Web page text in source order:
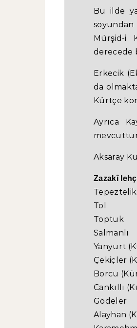
Bu ilde
Mürşid-i
derecede
Erkecik
da
Kürtçe
Ayrıca
Aksaray
Zazakî
Tepeztelik
Tol
Toptuk
Salmanlı
Yanyurt
Çekiçler
Borcu
Cankıllı
Gödeler
Alayhan